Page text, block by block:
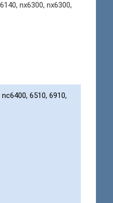
nx6300, nx6300,
6510, 6910,